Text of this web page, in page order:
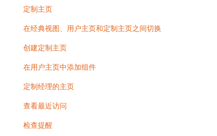
定制主页
在经典视图、用户主页和定制主页之间切换
创建定制主页
在用户主页中添加组件
定制经理的主页
查看最近访问
检查提醒